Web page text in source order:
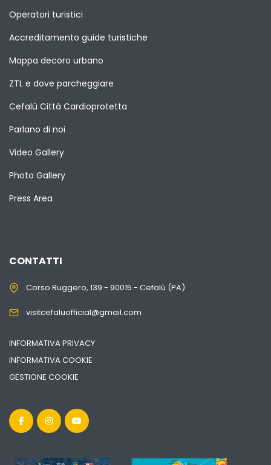
Operatori turistici
Accreditamento guide turistiche
Mappa decoro urbano
ZTL e dove parcheggiare
Cefalù Città Cardioprotetta
Parlano di noi
Video Gallery
Photo Gallery
Press Area
CONTATTI
Corso Ruggero, 139 - 90015 - Cefalù (PA)
visitcefaluofficial@gmail.com
INFORMATIVA PRIVACY
INFORMATIVA COOKIE
GESTIONE COOKIE